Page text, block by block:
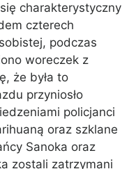
charakterystyczny
czterech
podczas
woreczek z
że była to
przyniosło
policjanci
oraz szklane
Sanoka oraz
zostali zatrzymani